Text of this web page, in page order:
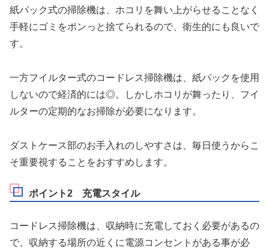
紙パック式の掃除機は、 ホコリを舞い上がらせることなく
手軽にゴミをポンっと捨てられるので、衛生的にも良いで
す。
一方フイルター式のコードレス掃除機は、紙パックを使用
しないので経済的には◎。しかしホコリが舞ったり、フイ
ルターの定期的なお掃除が必要になります。
ダストケース部のお手入れのしやすさは、毎日使うからこ
そ重要視することをおすすめします。
ポイント2 充電スタイル
コードレス掃除機は、収納時に充電しておく必要があるの
で、 収納する場所の近くに電源コンセントがある事が必